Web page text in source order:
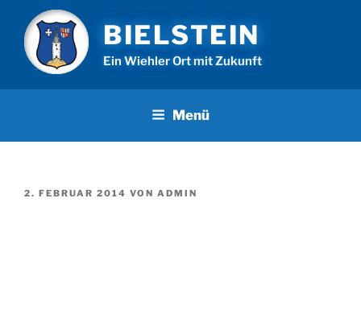
Inhalt
springen
BIELSTEIN
Ein Wiehler Ort mit Zukunft
Menü
VERÖFFENTLICHT
2. FEBRUAR 2014 VON ADMIN